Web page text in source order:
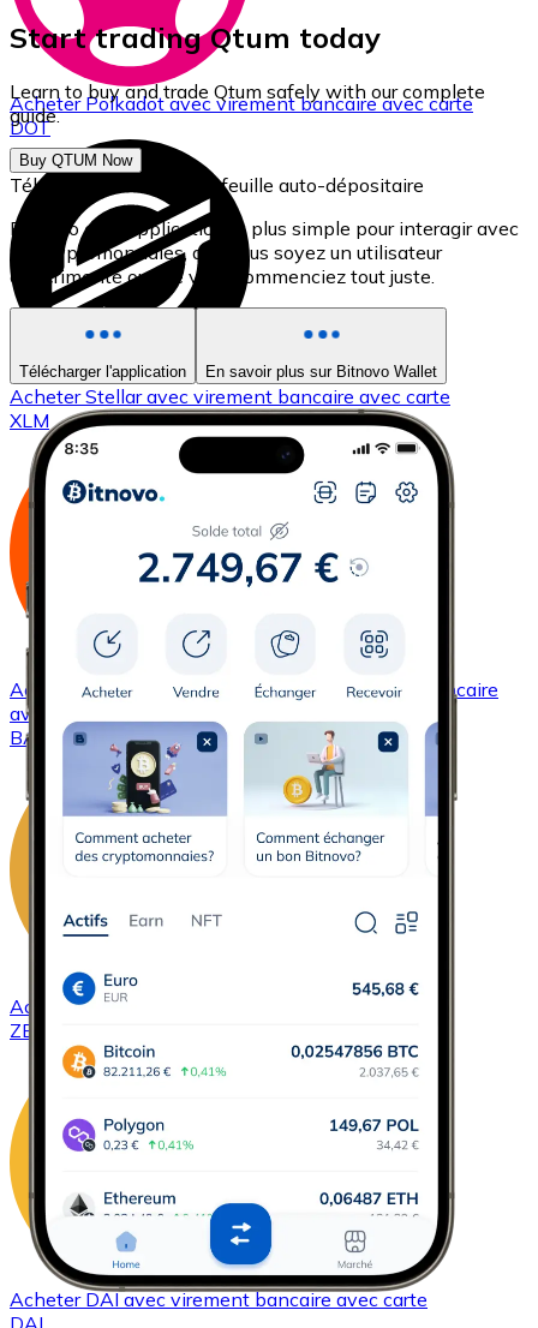
Acheter Polkadotavec virement bancaireavec carte
DOT
AcheterStellaravec virement bancaire avec carte
XLM
AcheterBasic Attention Tokenavec virement bancaire
avec carte
BAT
AcheterZCash
ZEC
Acheter DAIavec virement bancaireavec carte
Start trading Qtum today
Learn to buy and trade Qtum safely with our complete
guide.
Buy QTUM Now
Téléchargez notre portefeuille auto-dépositaire
Bitnovo est l'application la plus simple pour interagir avec
les cryptomonnaies, que vous soyez un utilisateur
expérimenté ou que vous commenciez tout juste.
Télécharger l'application En savoir plus sur Bitnovo Wallet